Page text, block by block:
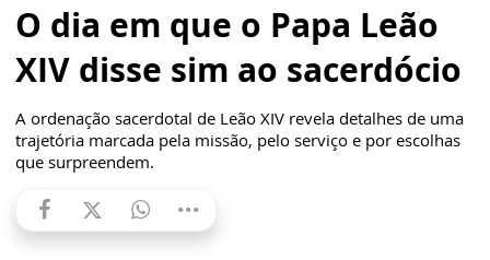
O dia em que o Papa Leão
XIV disse sim ao sacerdócio
A ordenação sacerdotal de Leão XIV revela detalhes de uma
trajetória marcada pela missão, pelo serviço e por escolhas
que surpreendem.